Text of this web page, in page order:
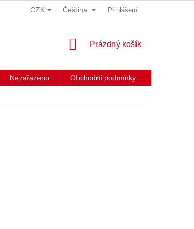
CZK Čeština Přihlášení
NÁKUPNÍ
Prázdný košík
Nezařazeno Obchodní podmínky